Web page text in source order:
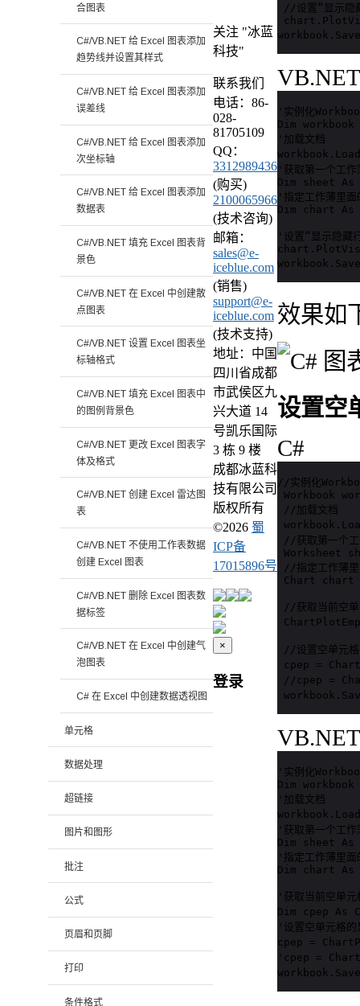
//设置“显示隐
VB.NET
'实例化
Dim
'加载文档
'获取第一个工作
Dim sheet As
'指定工作薄里
Dim chart
'设置“显示隐
效果如
设置空
C#
//实例化
Workbook
//加载文档
//获取第一个工
Worksheet
//指定工作薄里
Chart chart
//获取当前空单
//设置空单元
cpep =
//cpep =
VB.NET
'实例化
Dim
'加载文档
'获取第一个工作
Dim sheet As
'指定工作薄里
Dim chart
'获取当前空单
Dim cpep As
'设置空单元格
cpep =
'cpep =
合图表
C#/VB.NET 给 Excel 图表添加
趋势线并设置其样式
C#/VB.NET 给 Excel 图表添加
误差线
C#/VB.NET 给 Excel 图表添加
次坐标轴
C#/VB.NET 给 Excel 图表添加
数据表
C#/VB.NET 填充 Excel 图表背
景色
C#/VB.NET 在 Excel 中创建散
点图表
C#/VB.NET 设置 Excel 图表坐
标轴格式
C#/VB.NET 填充 Excel 图表中
的图例背景色
C#/VB.NET 更改 Excel 图表字
体及格式
C#/VB.NET 创建 Excel 雷达图
表
C#/VB.NET 不使用工作表数据
创建 Excel 图表
C#/VB.NET 删除 Excel 图表数
据标签
C#/VB.NET 在 Excel 中创建气
泡图表
C# 在 Excel 中创建数据透视图
单元格
数据处理
超链接
图片和图形
批注
公式
页眉和页脚
打印
条件格式
关注 "冰蓝
科技"
联系我们
电话：86-
028-
81705109
QQ：
3312989436
(购买)
2100065966
(技术咨询)
邮箱：
sales@e-
iceblue.com
(销售)
support@e-
iceblue.com
(技术支持)
地址：中国
四川省成都
市武侯区九
兴大道 14
号凯乐国际
3 栋 9 楼
成都冰蓝科
技有限公司
版权所有
©2026 蜀
ICP备
17015896号
×
登录